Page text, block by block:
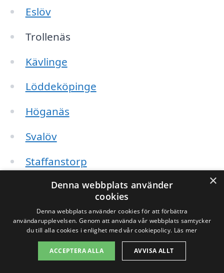
Eslöv
Trollenäs
Kävlinge
Löddeköpinge
Höganäs
Svalöv
Staffanstorp
Burlöv
Malmö
När du anlitar ett företag för taktvätt, se
till att de erbjuder följande tjänster:
×
Denna webbplats använder
cookies
Denna webbplats använder cookies för att förbättra
användarupplevelsen. Genom att använda vår webbplats samtycker
du till alla cookies i enlighet med vår cookiepolicy. Läs mer
ACCEPTERA ALLA AVVISA ALLT